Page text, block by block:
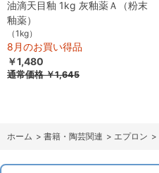
油滴天目釉 1kg 灰釉薬Ａ（粉末
釉薬）
（1kg）
8月のお買い得品
￥1,480
通常価格￥1,645
ホーム > 書籍・陶芸関連 > エプロン >